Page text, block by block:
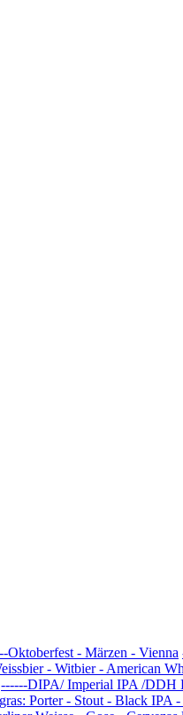
Oktoberfest - Märzen - Vienna
- Witbier - American
------DIPA/ Imperial IPA /DDH
Porter - Stout - Black IPA